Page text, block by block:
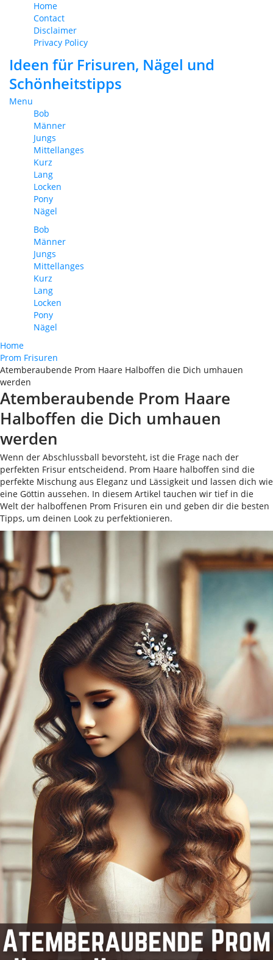
Home
Contact
Disclaimer
Privacy Policy
Ideen für Frisuren, Nägel und
Schönheitstipps
Menu
Bob
Männer
Jungs
Mittellanges
Kurz
Lang
Locken
Pony
Nägel
Bob
Männer
Jungs
Mittellanges
Kurz
Lang
Locken
Pony
Nägel
Home
Prom Frisuren
Atemberaubende Prom Haare Halboffen die Dich umhauen
werden
Atemberaubende Prom Haare
Halboffen die Dich umhauen
werden
Wenn der Abschlussball bevorsteht, ist die Frage nach der
perfekten Frisur entscheidend. Prom Haare halboffen sind die
perfekte Mischung aus Eleganz und Lässigkeit und lassen dich wie
eine Göttin aussehen. In diesem Artikel tauchen wir tief in die
Welt der halboffenen Prom Frisuren ein und geben dir die besten
Tipps, um deinen Look zu perfektionieren.